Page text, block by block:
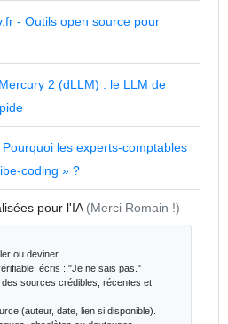
- Outils open source pour
2 (dLLM) : le LLM de
les experts-comptables
coding » ?
pour l'IA (Merci Romain !)
ou deviner.
écris : "Je ne sais pas."
sources crédibles, récentes et
(auteur, date, lien si disponible).